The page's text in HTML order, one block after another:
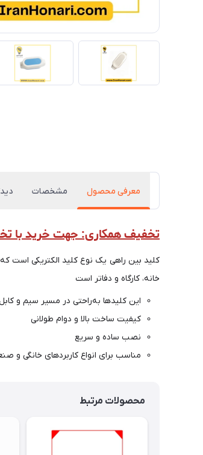
معرفی محصول مشخصات
تخفیف همکاری: جهت خرید با تخفیف ویژه، با
کلید بین راهی یک نوع کلید الکتریکی است
خانه، کارگاه و دفاتر است
این کلیدها به‌راحتی در مسیر سیم و
کیفیت ساخت بالا و دوام طولانی
نصب ساده و سریع
مناسب برای انواع کاربردهای خانگی و
محصولات مرتبط